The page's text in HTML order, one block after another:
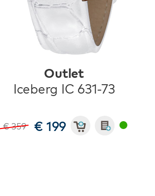
Outlet
Iceberg IC 631-73
€ 359 € 199